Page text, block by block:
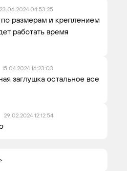
23.06.2024 04:53:25
размерам и креплением
работать время
15.04.2024 16:23:03
заглушка остальное все
29.02.2024 12:12:54